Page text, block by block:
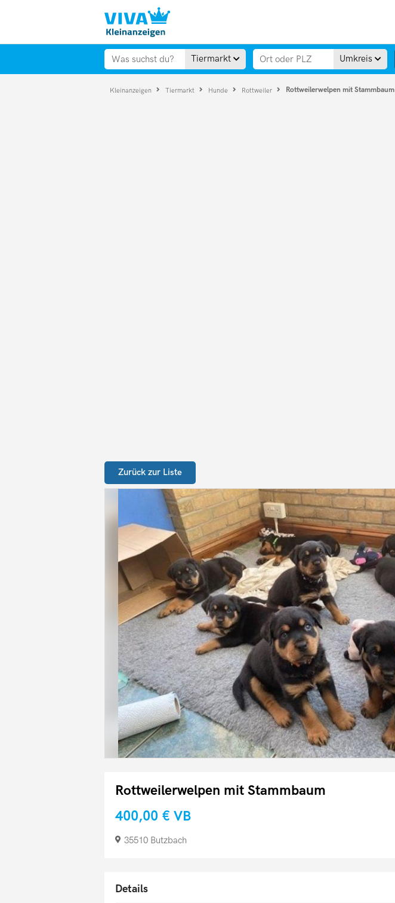
Tiermarkt Umkreis
Kleinanzeigen Tiermarkt Hunde Rottweiler Rottweilerwelpen mit Stammbaum
Zurück zur Liste
Rottweilerwelpen mit Stammbaum
400,00 € VB
35510 Butzbach
Details